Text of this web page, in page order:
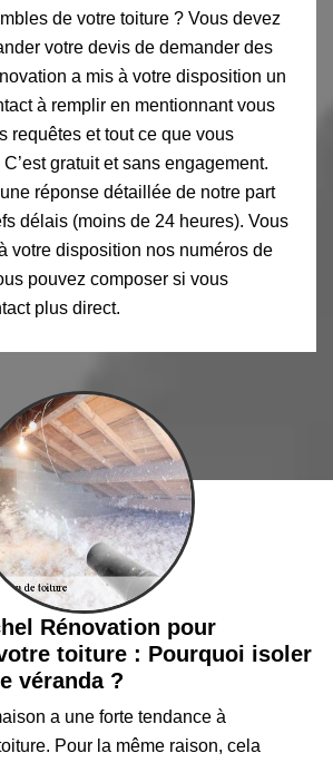
de votre toiture ? Vous devez
votre devis de demander des
a mis à votre disposition un
à remplir en mentionnant vous
requêtes et tout ce que vous
gratuit et sans engagement.
réponse détaillée de notre part
délais (moins de 24 heures). Vous
votre disposition nos numéros de
pouvez composer si vous
plus direct.
Rénovation pour
toiture : Pourquoi isoler
véranda ?
a une forte tendance à
Pour la même raison, cela